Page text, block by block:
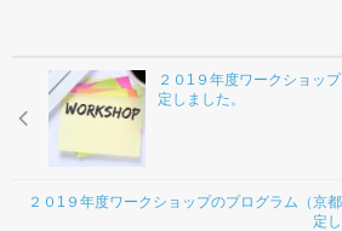
２０1９年度ワークショッ
定しました。
２０1９年度ワークショップのプログラム（京
定